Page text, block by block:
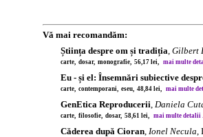
Vă mai recomandăm:
Știința despre om și tradiția, Gilbert
carte, dosar, monografie, 56,17 lei, mai multe
Eu - și el: Însemnări subiective
carte, contemporani, eseu, 48,84 lei, mai multe
GenEtica Reproducerii, Daniela
carte, filosofie, dosar, 58,61 lei, mai multe detalii
Căderea după Cioran, Ionel Necula,